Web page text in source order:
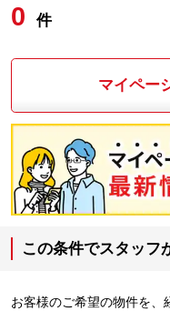
0 件
マイペー
この条件でスタッフ
お客様のご希望の物件を、